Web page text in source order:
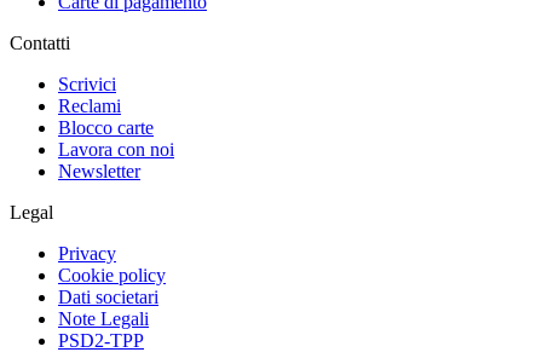
Contatti
Scrivici
Reclami
Blocco carte
Lavora con noi
Newsletter
Legal
Privacy
Cookie policy
Dati societari
Note Legali
PSD2-TPP